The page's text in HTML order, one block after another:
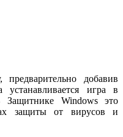
предварительно добавив
игра в
Защитнике Windows это
защиты от вирусов и